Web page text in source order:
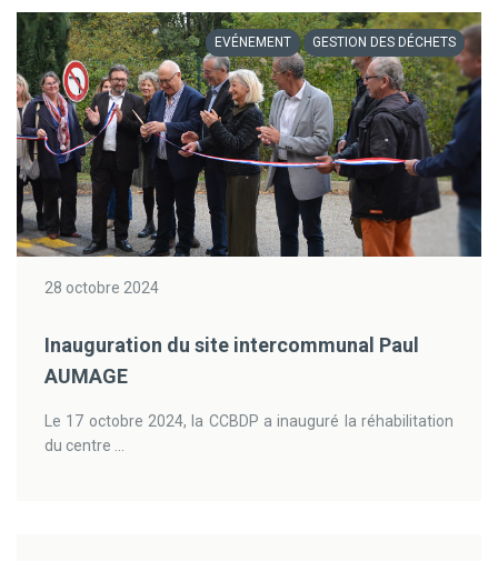
EVÉNEMENT GESTION DES DÉCHETS
28 octobre 2024
Inauguration du site intercommunal Paul
AUMAGE
Le 17 octobre 2024, la CCBDP a inauguré la réhabilitation
du centre ...